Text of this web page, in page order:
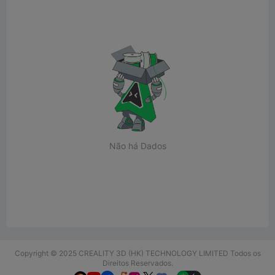
Não há Dados
Copyright © 2025 CREALITY 3D (HK) TECHNOLOGY LIMITED Todos os
Direitos Reservados.